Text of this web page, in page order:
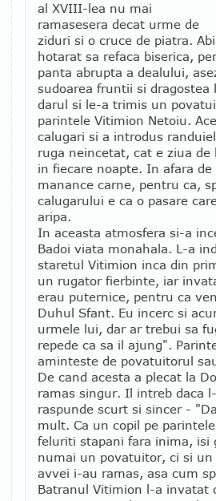
al XVIII-lea nu mai
ramasesera decat urme de
ziduri si o cruce de piatra.
hotarat sa refaca biserica,
panta abrupta a dealului,
sudoarea fruntii si
darul si le-a trimis un
parintele Vitimion Netoiu.
calugari si a introdus
ruga neincetat, cat e ziua
in fiecare noapte. In afara
manance carne, pentru ca,
calugarului e ca o pasare
aripa.
In aceasta atmosfera si-a
Badoi viata monahala. L-a
staretul Vitimion inca din
un rugator fierbinte, iar
erau puternice, pentru ca
Duhul Sfant. Eu incerc si
urmele lui, dar ar trebui sa
repede ca sa il ajung".
aminteste de povatuitorul
De cand acesta a plecat la
ramas singur. Il intreb daca
raspunde scurt si sincer -
mult. Ca un copil pe
feluriti stapani fara inima, isi
numai un povatuitor, ci si un
avvei i-au ramas, asa cum
Batranul Vitimion l-a invatat